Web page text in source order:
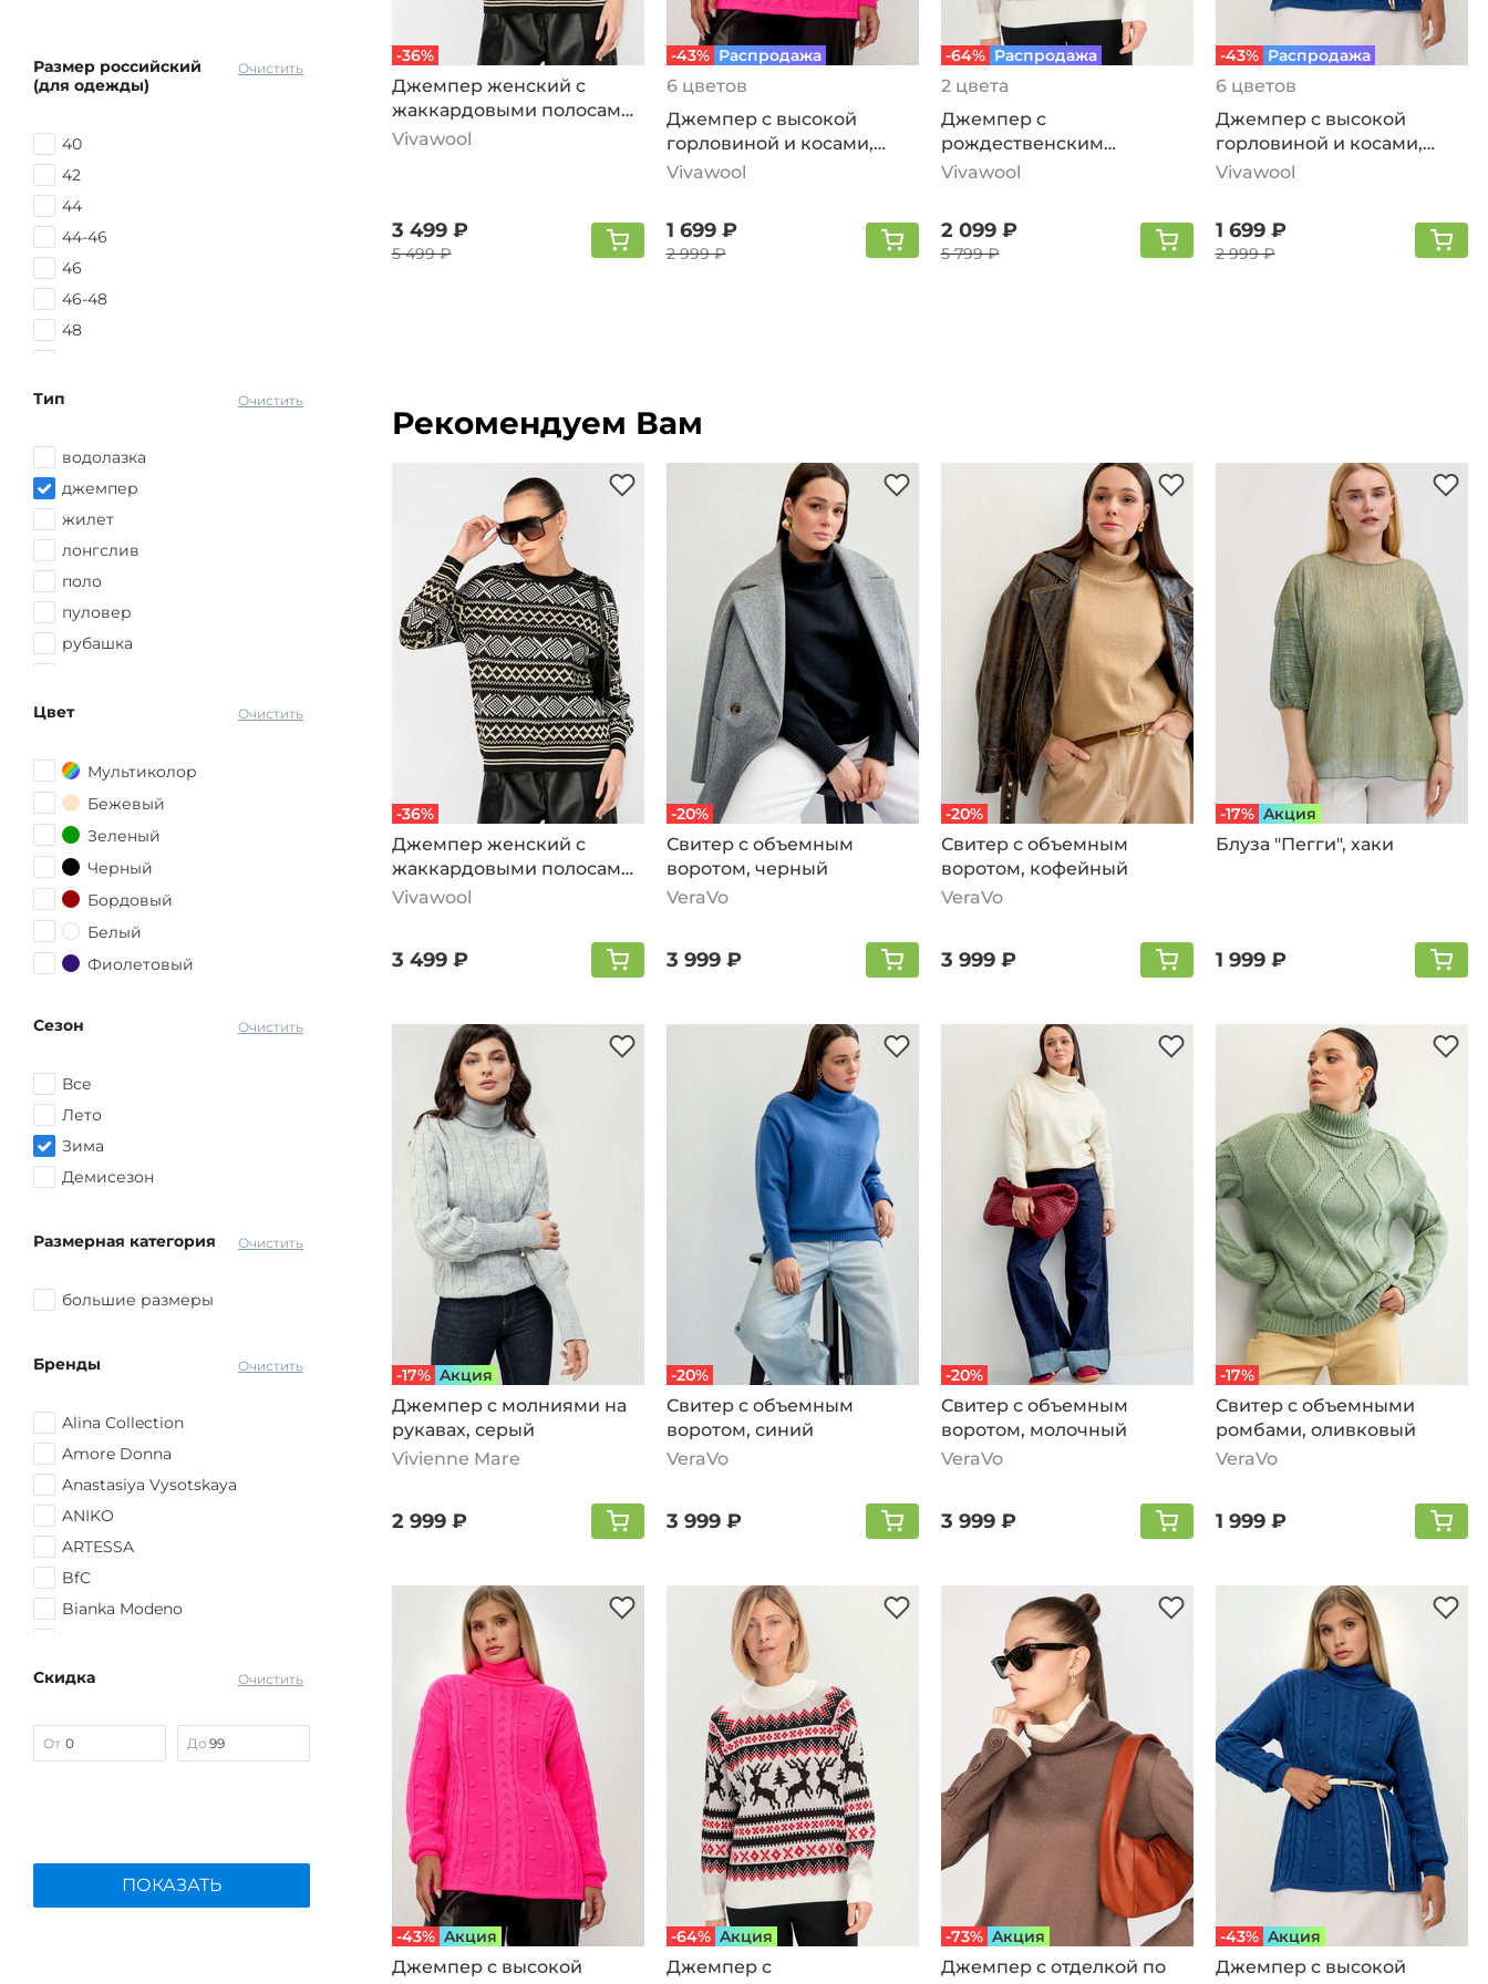
Очистить
Размер российский
(для одежды)
40
42
44
44-46
46
46-48
48
48-52
50-52
52
52-54
54
54-56
56
56-58
60-62
62
62-64
64
64-66
66
68
Очистить
Тип
водолазка
джемпер
жилет
лонгслив
поло
пуловер
рубашка
свитшот
туника
худи
Очистить
Цвет
Мультиколор
Бежевый
Зеленый
Черный
Бордовый
Белый
Фиолетовый
Розовый
Желтый
Голубой
Оранжевый
другой
Очистить
Сезон
Все
Лето
Зима
Демисезон
Очистить
Размерная категория
большие размеры
Очистить
Бренды
Alina Collection
Amore Donna
Anastasiya Vysotskaya
ANIKO
ARTESSA
BfC
Bianka Modeno
Frida Collection
Kazee
Lomara
Очистить
Скидка
От До
ПОКАЗАТЬ
-36%
Джемпер женский с
жаккардовыми полосами,
черный
Vivawool
3 499 ₽
5 499 ₽
-43% Распродажа
6 цветов
Джемпер с высокой
горловиной и косами,
малиновый
Vivawool
1 699 ₽
2 999 ₽
-64% Распродажа
2 цвета
Джемпер с
рождественским
рисунком, белый
Vivawool
2 099 ₽
5 799 ₽
-43% Распродажа
6 цветов
Джемпер с высокой
горловиной и косами,
джинсовый
Vivawool
1 699 ₽
2 999 ₽
Рекомендуем Вам
-36%
Джемпер женский с
жаккардовыми полосами,
черный
Vivawool
3 499 ₽
-20%
Свитер с объемным
воротом, черный
VeraVo
3 999 ₽
-20%
Свитер с объемным
воротом, кофейный
VeraVo
3 999 ₽
-17% Aкция
Блуза "Пегги", хаки
1 999 ₽
-17% Aкция
Джемпер с молниями на
рукавах, серый
Vivienne Mare
2 999 ₽
-20%
Свитер с объемным
воротом, синий
VeraVo
3 999 ₽
-20%
Свитер с объемным
воротом, молочный
VeraVo
3 999 ₽
-17%
Свитер с объемными
ромбами, оливковый
VeraVo
1 999 ₽
-43% Aкция
Джемпер с высокой
-64% Aкция
Джемпер с
-73% Aкция
Джемпер с отделкой по
-43% Aкция
Джемпер с высокой